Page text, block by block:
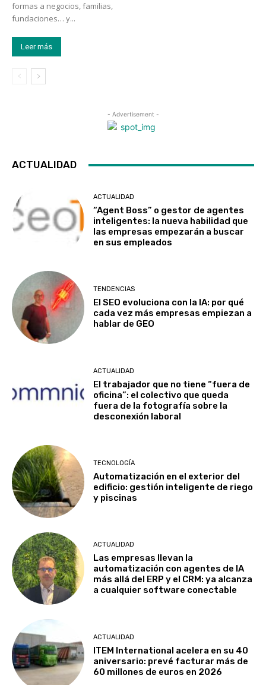
formas a negocios, familias,
fundaciones… y...
Leer más
- Advertisement -
ACTUALIDAD
ACTUALIDAD
“Agent Boss” o gestor de agentes
inteligentes: la nueva habilidad que
las empresas empezarán a buscar
en sus empleados
TENDENCIAS
El SEO evoluciona con la IA: por qué
cada vez más empresas empiezan a
hablar de GEO
ACTUALIDAD
El trabajador que no tiene “fuera de
oficina”: el colectivo que queda
fuera de la fotografía sobre la
desconexión laboral
TECNOLOGÍA
Automatización en el exterior del
edificio: gestión inteligente de riego
y piscinas
ACTUALIDAD
Las empresas llevan la
automatización con agentes de IA
más allá del ERP y el CRM: ya alcanza
a cualquier software conectable
ACTUALIDAD
ITEM International acelera en su 40
aniversario: prevé facturar más de
60 millones de euros en 2026